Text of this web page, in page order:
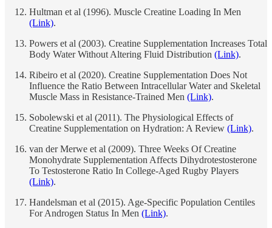
Hultman et al (1996). Muscle Creatine Loading In Men
(Link).
Powers et al (2003). Creatine Supplementation Increases Total
Body Water Without Altering Fluid Distribution (Link).
Ribeiro et al (2020). Creatine Supplementation Does Not
Influence the Ratio Between Intracellular Water and Skeletal
Muscle Mass in Resistance-Trained Men (Link).
Sobolewski et al (2011). The Physiological Effects of
Creatine Supplementation on Hydration: A Review (Link).
van der Merwe et al (2009). Three Weeks Of Creatine
Monohydrate Supplementation Affects Dihydrotestosterone
To Testosterone Ratio In College-Aged Rugby Players
(Link).
Handelsman et al (2015). Age-Specific Population Centiles
For Androgen Status In Men (Link).